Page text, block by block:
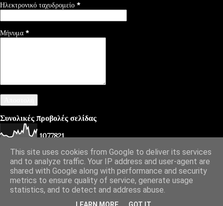
Ηλεκτρονικό ταχυδρομείο *
Μήνυμα *
Συνολικές προβολές σελίδας
1077821
Από το Blogger
Diafimistes.gr
This site uses cookies from Google to deliver its services
and to analyze traffic. Your IP address and user-agent are
shared with Google along with performance and security
metrics to ensure quality of service, generate usage
statistics, and to detect and address abuse.